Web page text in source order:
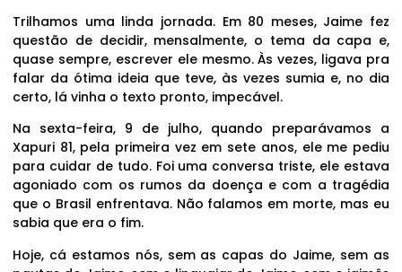
Trilhamos uma linda jornada. Em 80 meses, Jaime fez
questão de decidir, mensalmente, o tema da capa e,
quase sempre, escrever ele mesmo. Às vezes, ligava pra
falar da ótima ideia que teve, às vezes sumia e, no dia
certo, lá vinha o texto pronto, impecável.
Na sexta-feira, 9 de julho, quando preparávamos a
Xapuri 81, pela primeira vez em sete anos, ele me pediu
para cuidar de tudo. Foi uma conversa triste, ele estava
agoniado com os rumos da doença e com a tragédia
que o Brasil enfrentava. Não falamos em morte, mas eu
sabia que era o fim.
Hoje, cá estamos nós, sem as capas do Jaime, sem as